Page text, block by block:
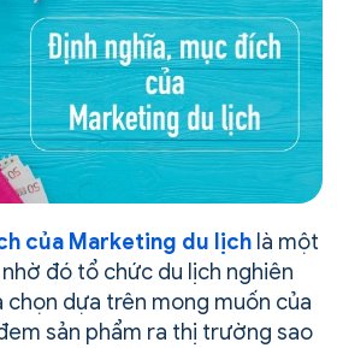
của Marketing du lịch là một
đó tổ chức du lịch nghiên
chọn dựa trên mong muốn của
sản phẩm ra thị trường sao